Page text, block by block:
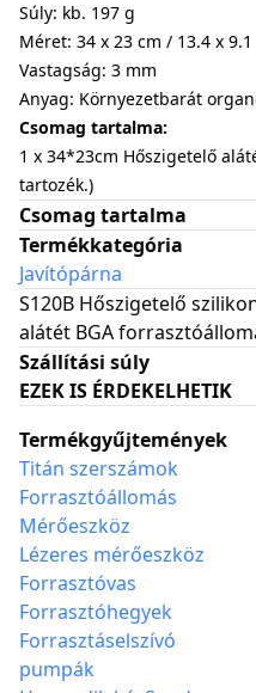
Súly: kb. 197 g
Méret: 34 x 23 cm / 13.4 x
Vastagság: 3 mm
Anyag: Környezetbarát
Csomag tartalma:
1 x 34*23cm Hőszigetelő
tartozék.)
Csomag tartalma
Termékkategória
Javítópárna
S120B Hőszigetelő
alátét BGA
Szállítási súly
EZEK IS ÉRDEKELHETIK
Termékgyűjtemények
Titán szerszámok
Forrasztóállomás
Mérőeszköz
Lézeres mérőeszköz
Forrasztóvas
Forrasztóhegyek
Forrasztáselszívó
pumpák